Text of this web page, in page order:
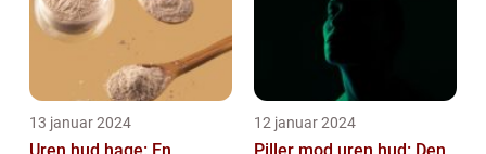
13 januar 2024
Uren hud hage: En
12 januar 2024
Piller mod uren hud: Den